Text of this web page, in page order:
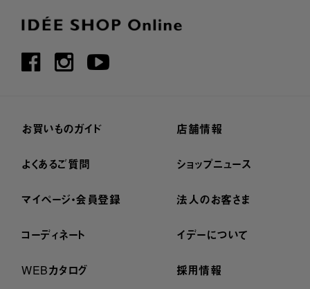
お買いものガイド
よくあるご質問
マイページ・会員登録
コーディネート
WEBカタログ
店舗情報
ショップニュース
法人のお客さま
イデーについて
採用情報